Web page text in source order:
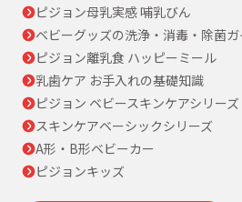
ピジョン母乳実感 哺乳びん
ベビーグッズの洗浄・消毒・除菌ガ
ピジョン離乳食 ハッピーミール
乳歯ケア お手入れの基礎知識
ピジョン ベビースキンケアシリーズ
スキンケアベーシックシリーズ
A形・B形ベビーカー
ピジョンキッズ